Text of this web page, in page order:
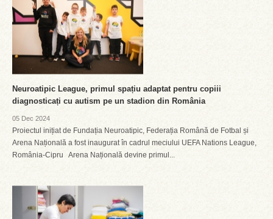
Neuroatipic League, primul spațiu adaptat pentru copiii
diagnosticați cu autism pe un stadion din România
05 Dec 2024
Proiectul inițiat de Fundația Neuroatipic, Federația Română de Fotbal și
Arena Națională a fost inaugurat în cadrul meciului UEFA Nations League,
România-Cipru Arena Națională devine primul...